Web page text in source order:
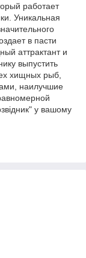
работает
Уникальная
в пасти
аттрактант и
выпустить
хищных рыб,
наилучшие
у вашому